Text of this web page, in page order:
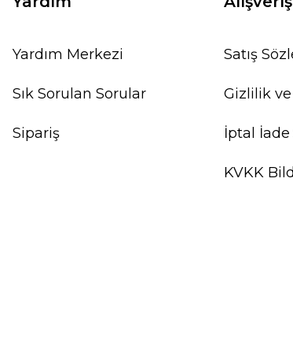
Yardım Merkezi
Sık Sorulan Sorular
Sipariş
Satış
Gizlilik
İptal İade
KVKK